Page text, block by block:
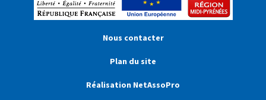
Nous contacter
Plan du site
Réalisation NetAssoPro